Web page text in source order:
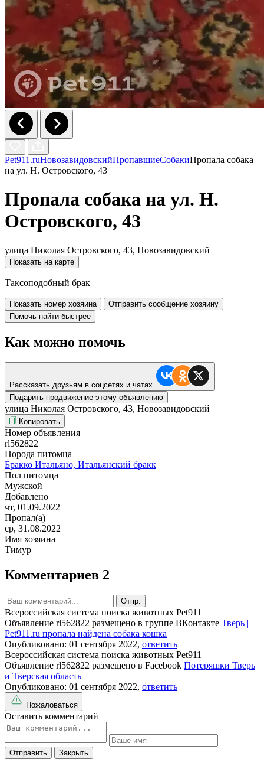
Pet911.ruНовозавидовскийПропавшиеСобакиПропала собака
на ул. Н. Островского, 43
Пропала собака на ул. Н.
Островского, 43
улица Николая Островского, 43, Новозавидовский
Показать на карте
Таксоподобный брак
Показать номер хозяина
Отправить сообщение хозяину
Помочь найти быстрее
Как можно помочь
Рассказать друзьям в соцсетях и чатах
Подарить продвижение этому объявлению
улица Николая Островского, 43, Новозавидовский
Копировать
Номер объявления
rl562822
Порода питомца
Бракко Итальяно, Итальянский бракк
Пол питомца
Мужской
Добавлено
чт, 01.09.2022
Пропал(а)
ср, 31.08.2022
Имя хозяина
Тимур
Комментариев 2
Отпр.
Всероссийская система поиска животных Pet911
Объявление rl562822 размещено в группе ВКонтакте Тверь |
Pet911.ru пропала найдена собака кошка
Опубликовано: 01 сентября 2022, ответить
Всероссийская система поиска животных Pet911
Объявление rl562822 размещено в Facebook Потеряшки Тверь
и Тверская область
Опубликовано: 01 сентября 2022, ответить
Пожаловаться
Оставить комментарий
Отправить Закрыть